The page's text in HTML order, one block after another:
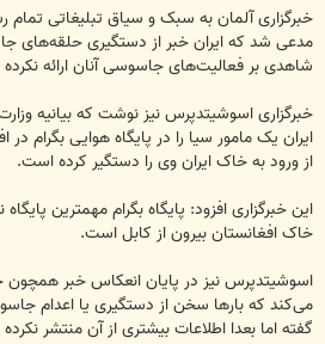
خبرگزاری آلمان به سبک و سیاق تبلیغاتی تمام
مدعی شد که ایران خبر از دستگیری حلقه‌های
شاهدی بر فعالیت‌های جاسوسی آنان ارائه
خبرگزاری اسوشیتدپرس نیز نوشت که بیانیه
ایران یک مامور سیا را در پایگاه هوایی بگرام
از ورود به خاک ایران وی را دستگیر کرده است.
این خبرگزاری افزود: پایگاه بگرام مهمترین
خاک افغانستان بیرون از کابل است.
اسوشیتدپرس نیز در پایان انعکاس خبر همچون
می‌کند که بارها سخن از دستگیری یا اعدام
گفته اما بعدا اطلاعات بیشتری از آن منتشر